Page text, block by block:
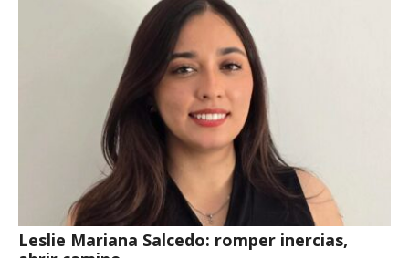
Leslie Mariana Salcedo: romper inercias,